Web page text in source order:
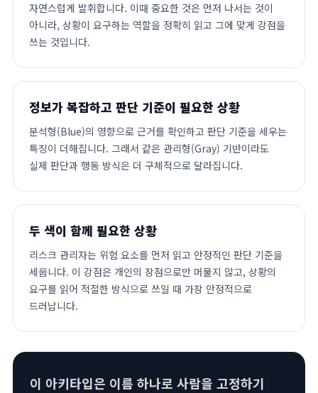
자연스럽게 발휘합니다. 이때 중요한 것은 먼저 나서는 것이
아니라, 상황이 요구하는 역할을 정확히 읽고 그에 맞게 강점을
쓰는 것입니다.
정보가 복잡하고 판단 기준이 필요한 상황
분석형(Blue)의 영향으로 근거를 확인하고 판단 기준을 세우는
특징이 더해집니다. 그래서 같은 관리형(Gray) 기반이라도
실제 판단과 행동 방식은 더 구체적으로 달라집니다.
두 색이 함께 필요한 상황
리스크 관리자는 위험 요소를 먼저 읽고 안정적인 판단 기준을
세웁니다. 이 강점은 개인의 장점으로만 머물지 않고, 상황의
요구를 읽어 적절한 방식으로 쓰일 때 가장 안정적으로
드러납니다.
이 아키타입은 이름 하나로 사람을 고정하기